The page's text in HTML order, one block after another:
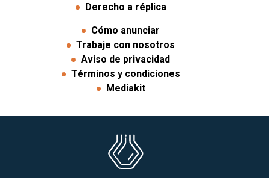
Derecho a réplica
Cómo anunciar
Trabaje con nosotros
Aviso de privacidad
Términos y condiciones
Mediakit